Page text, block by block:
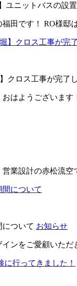
ユニットバスの設
田です！ RO様邸
クロス工事が完了
はようございま
業設計の赤松流
について お知らせ
ンをご愛顧いた